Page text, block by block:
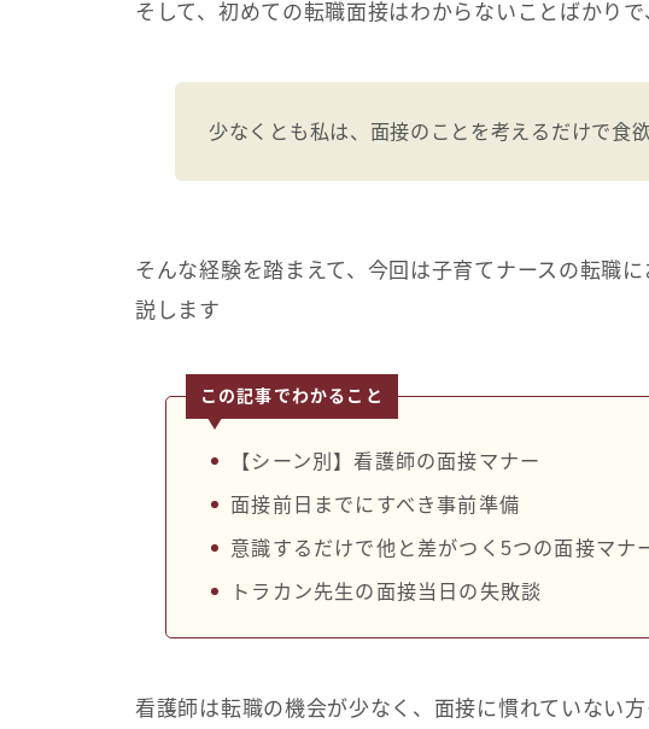
そして、初めての転職面接はわからないことばかり
少なくとも私は、面接のことを考えるだけで食
そんな経験を踏まえて、今回は子育てナースの転職
説します
この記事でわかること
【シーン別】看護師の面接マナー
面接前日までにすべき事前準備
意識するだけで他と差がつく5つの面接マナ
トラカン先生の面接当日の失敗談
看護師は転職の機会が少なく、面接に慣れていない